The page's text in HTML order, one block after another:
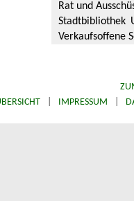
Rat und
Stadtbibliothek
Verkaufsoffene
IMPRESSUM